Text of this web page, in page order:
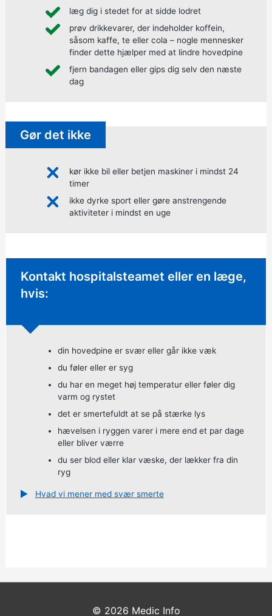
læg dig i stedet for at sidde lodret
prøv drikkevarer, der indeholder koffein,
såsom kaffe, te eller cola – nogle mennesker
finder dette hjælper med at lindre hovedpine
fjern bandagen eller gips dig selv den næste
dag
Gør det ikke
kør ikke bil eller betjen maskiner i mindst 24
timer
ikke dyrke sport eller gøre anstrengende
aktiviteter i mindst en uge
Ikke-hastende rådgivning:
Kontakt hospitalsteamet eller en læge,
hvis:
din hovedpine er svær eller går ikke væk
du føler eller er syg
du har en meget høj temperatur eller føler dig
varm og rystet
det er smertefuldt at se på stærke lys
hævelsen i ryggen varer i mere end et par dage
eller bliver værre
du ser blod eller klar væske, der lækker fra din
ryg
Hvad vi mener med svær smerte
© 2026 Medic Info